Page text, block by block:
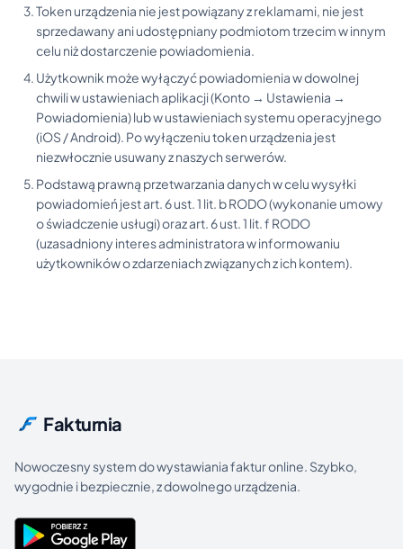
Token urządzenia nie jest powiązany z reklamami, nie jest
sprzedawany ani udostępniany podmiotom trzecim w innym
celu niż dostarczenie powiadomienia.
Użytkownik może wyłączyć powiadomienia w dowolnej
chwili w ustawieniach aplikacji (Konto → Ustawienia →
Powiadomienia) lub w ustawieniach systemu operacyjnego
(iOS / Android). Po wyłączeniu token urządzenia jest
niezwłocznie usuwany z naszych serwerów.
Podstawą prawną przetwarzania danych w celu wysyłki
powiadomień jest art. 6 ust. 1 lit. b RODO (wykonanie umowy
o świadczenie usługi) oraz art. 6 ust. 1 lit. f RODO
(uzasadniony interes administratora w informowaniu
użytkowników o zdarzeniach związanych z ich kontem).
Fakturnia
Nowoczesny system do wystawiania faktur online. Szybko,
wygodnie i bezpiecznie, z dowolnego urządzenia.